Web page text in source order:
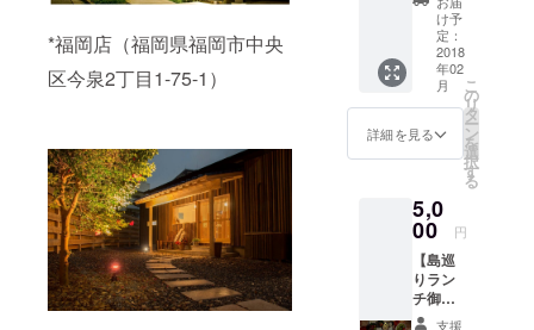
*福岡店（福岡県福岡市中央
区今泉2丁目1-75-1）
まで *画
像はイ
メージ
です。
実際の
内容と
は異な
使える
3,000円
分の食
事券で
す。 パ
トロン
限定、
ワンド
リンク
プレゼ
ント！
■有効期
限
2018年
4月30日
まで *画
け予
定：
2018
年02
月
詳細を見る
こ
の
リ
タ
ー
ン
を
選
択
す
る
5,0
00 円
【島巡
りラン
チ御
膳・島
支援